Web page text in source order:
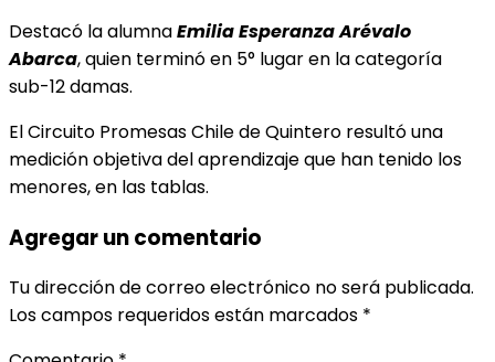
Destacó la alumnaEmilia Esperanza Arévalo
Abarca, quien terminó en 5° lugar en la categoría
sub-12 damas.
El Circuito Promesas Chile de Quintero resultó una
medición objetiva del aprendizaje que han tenido los
menores, en las tablas.
Agregar un comentario
Tu dirección de correo electrónico no será publicada.
Los campos requeridos están marcados *